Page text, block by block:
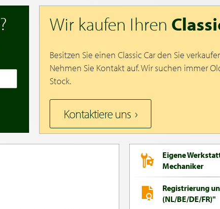
? Wir kaufen Ihren
Besitzen Sie einen Classic Car den Sie
Nehmen Sie Kontakt auf. Wir suchen immer
Stock.
Kontaktiere uns
Eigene
Mechaniker
Registrierung
(NL/BE/DE/FR)"